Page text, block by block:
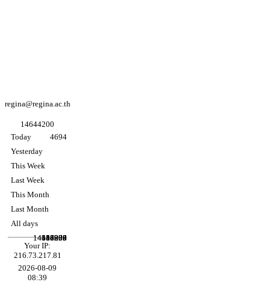
regina@regina.ac.th
1 4644200
Today
Yesterday
This Week
Last Week
This Month
Last Month
All days
4694
14859
85305
14458904
117236
546073
14644200
Your IP:
216.73.217.81
2026-08-09
08:39